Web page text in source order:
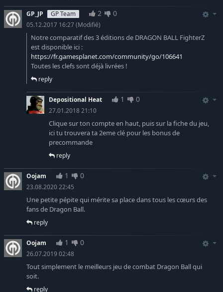
GP_JP GP Team 2 0
05.12.2017 16:27 (Modifié)
Notre comparatif des 3 éditions de DRAGON BALL FighterZ
est disponible ici :
https://fr.gamesplanet.com/community/go/106641
Toutes les clefs sont déjà livrées !
reply
Depositional Heat 1 0
27.01.2018 21:10
Clique sur ton compte en haut, puis sur la fiche du jeu,
ici tu trouvera ta 2eme clé pour les bonus de
precommande
reply
Oojam 1 0
23.08.2020 22:45
Une petite pépite qui mérite sa place dans tous les cœurs des
fans de Dragon Ball.
reply
Oojam 1 0
26.07.2019 02:48
Tout simplement le meilleurs jeu de combat Dragon Ball qui
soit.
reply